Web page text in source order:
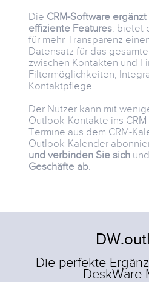
Die CRM-Software
effiziente Features: bietet
für mehr Transparenz
Datensatz für das
zwischen Kontakten und
Filtermöglichkeiten,
Kontaktpflege.
Der Nutzer kann mit
Outlook-Kontakte ins
Termine aus dem CRM-
Outlook-Kalender
und verbinden Sie sichund
Geschäfte ab.
Die perfekte
DeskWare